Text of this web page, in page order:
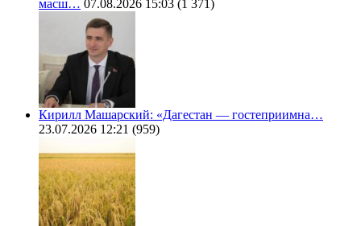
масш… 07.08.2026 15:03 (1 371)
Кирилл Машарский: «Дагестан — гостеприимна…
23.07.2026 12:21 (959)